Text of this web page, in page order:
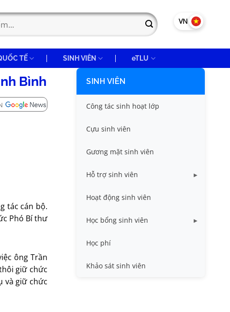
VN EN
TẾ SINH VIÊN eTLU
Bình
tác cán bộ.
Phó Bí thư
ông Trần
giữ chức
và giữ chức
SINH VIÊN
Công tác sinh hoạt lớp
Cựu sinh viên
Gương mặt sinh viên
Hỗ trợ sinh viên
Miễn giảm học phí
Nhà ở
Hoạt động sinh viên
Học bổng sinh viên
HB khuyến khích học tập
HB Lê Văn Kiểm và gia đình
Học phí
Khảo sát sinh viên